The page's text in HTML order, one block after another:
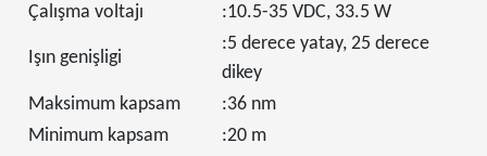
Çalışma voltajı
:10.5-35 VDC, 33.5 W
Işın genişligi
:5 derece yatay, 25 derece
dikey
Maksimum kapsam
:36 nm
Minimum kapsam
:20 m